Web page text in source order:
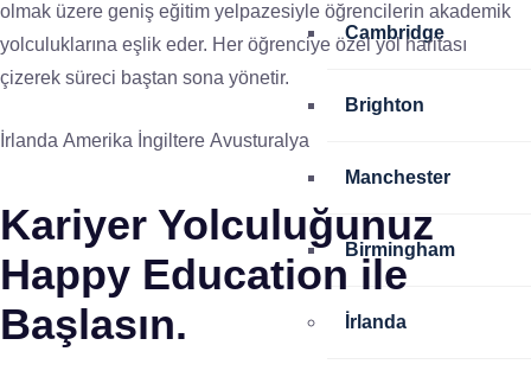
Cambridge
Brighton
Manchester
Birmingham
İrlanda
olmak üzere geniş eğitim yelpazesiyle öğrencilerin akademik
yolculuklarına eşlik eder. Her öğrenciye özel yol haritası
çizerek süreci baştan sona yönetir.
İrlanda Amerika İngiltere Avusturalya
Kariyer Yolculuğunuz
Happy Education ile
Başlasın.